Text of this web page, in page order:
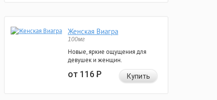
Женская Виагра
100мг
Новые, яркие ощущения для
девушек и женщин.
от 116Р Купить